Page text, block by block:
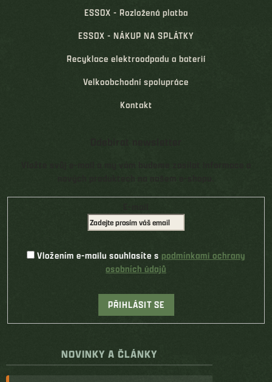
ESSOX - Rozložená platba
ESSOX - NÁKUP NA SPLÁTKY
Recyklace elektroodpadu a baterií
Velkoobchodní spolupráce
Kontakt
Vložením e-mailu souhlasíte s podmínkami ochrany
osobních údajů
PŘIHLÁSIT SE
NOVINKY A ČLÁNKY